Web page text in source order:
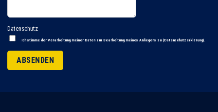
Datenschutz
Ich stimme der Verarbeitung meiner Daten zur Bearbeitung meines Anliegens zu (Datenschutzerklärung).